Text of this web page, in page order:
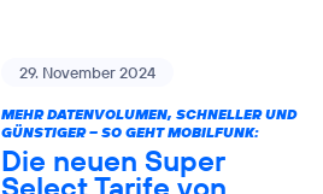
29. November 2024
MEHR DATENVOLUMEN, SCHNELLER UND
GÜNSTIGER – SO GEHT MOBILFUNK:
Die neuen Super
Select Tarife von